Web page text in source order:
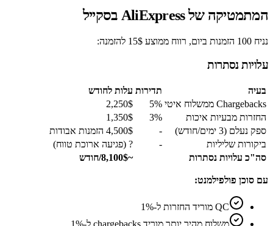
המתמטיקה של AliExpress בסקייל
נניח 100 הזמנות ביום, רווח ממוצע 15$ להזמנה:
עלויות נסתרות
בעיה תדירות עלות לחודש
Chargebacks ממשלוח איטי
5%
2,250$
החזרות מבעיות איכות
3%
1,350$
ספק נעלם (3 ימים/חודש)
-
4,500$ הזמנות אבודות
ביקורות שליליות
-
? (פגיעה ארוכת טווח)
סה"כ עלויות נסתרות
~8,100$/חודש
עם סוכן פולפילמנט:
QC מוריד החזרות ל-1%
משלוח מהיר יותר מוריד chargebacks ל-1%